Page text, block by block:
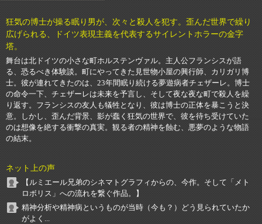
狂気の博士が操る眠り男が、次々と殺人を犯す。歪んだ世界で繰り
広げられる、ドイツ表現主義を代表するサイレントホラーの金字
塔。
舞台は北ドイツの小さな町ホルステンヴァル。主人公フランシスが語
る、恐るべき体験談。町にやってきた見世物小屋の興行師、カリガリ博
士。彼が連れてきたのは、23年間眠り続ける夢遊病者チェザーレ。博士
の命令一下、チェザーレは未来を予言し、そして夜な夜な町で殺人を繰
り返す。フランシスの友人も犠牲となり、彼は博士の正体を暴こうと決
意。しかし、歪んだ背景、影が蠢く狂気の世界で、彼を待ち受けていた
のは想像を絶する衝撃の真実。観る者の精神を蝕む、悪夢のような物語
の結末。
ネット上の声
【ルミエール兄弟のシネマトグラフィからの、今作。そして「メト
ロボリス」への流れを繋ぐ作品。】
精神分析や精神病というものが当時（今も？）どう見られていたか
がよく...